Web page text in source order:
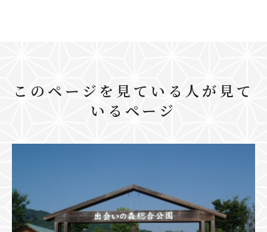
このページを見ている人が見て
いるページ